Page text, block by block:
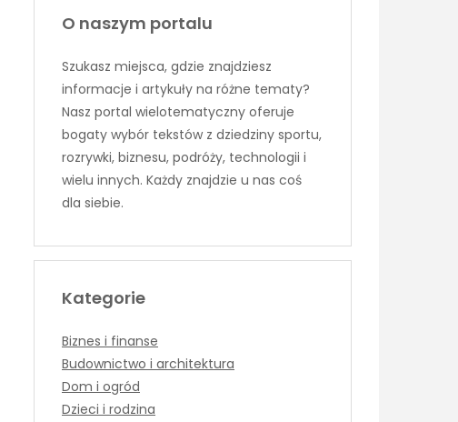
O naszym portalu
Szukasz miejsca, gdzie znajdziesz
informacje i artykuły na różne tematy?
Nasz portal wielotematyczny oferuje
bogaty wybór tekstów z dziedziny sportu,
rozrywki, biznesu, podróży, technologii i
wielu innych. Każdy znajdzie u nas coś
dla siebie.
Kategorie
Biznes i finanse
Budownictwo i architektura
Dom i ogród
Dzieci i rodzina